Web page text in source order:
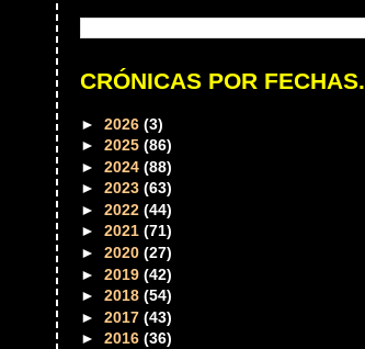
CRÓNICAS POR FECHAS.
►2026(3)
►2025(86)
►2024(88)
►2023(63)
►2022(44)
►2021(71)
►2020(27)
►2019(42)
►2018(54)
►2017(43)
►2016(36)